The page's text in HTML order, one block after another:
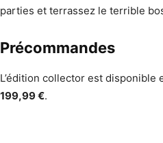
parties et terrassez le terrible
Précommandes
L’édition collector est disponible
199,99 €.